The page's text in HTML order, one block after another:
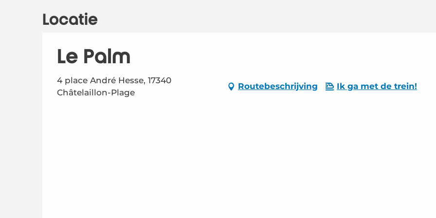
Locatie
Le Palm
4 place André Hesse, 17340
Châtelaillon-Plage
Routebeschrijving Ik ga met de trein!